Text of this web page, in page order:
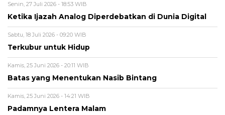
Senin, 27 Juli 2026 - 18:53 WIB
Ketika Ijazah Analog Diperdebatkan di Dunia Digital
Sabtu, 18 Juli 2026 - 09:20 WIB
Terkubur untuk Hidup
Kamis, 25 Juni 2026 - 20:11 WIB
Batas yang Menentukan Nasib Bintang
Kamis, 25 Juni 2026 - 14:21 WIB
Padamnya Lentera Malam